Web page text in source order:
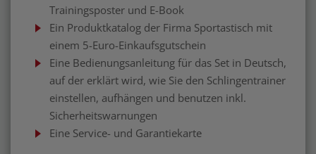
Trainingsposter und E-Book
Ein Produktkatalog der Firma Sportastisch mit
einem 5-Euro-Einkaufsgutschein
Eine Bedienungsanleitung für das Set in Deutsch,
auf der erklärt wird, wie Sie den Schlingentrainer
einstellen, aufhängen und benutzen inkl.
Sicherheitswarnungen
Eine Service- und Garantiekarte